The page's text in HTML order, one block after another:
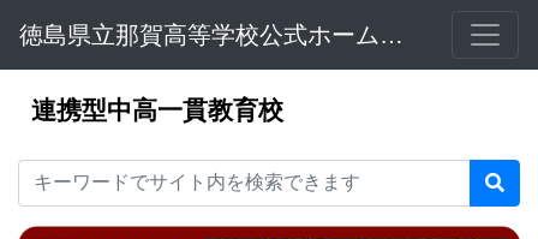
徳島県立那賀高等学校公式ホームページ
連携型中高一貫教育校